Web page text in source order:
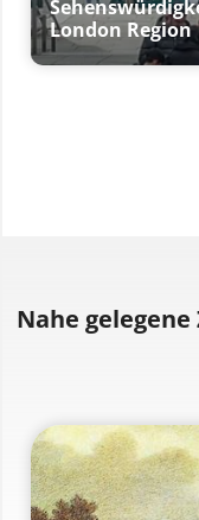
London Region
Nahe gelegene